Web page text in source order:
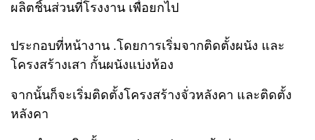
ผลิตชิ้นส่วนที่โรงงาน เพื่อยกไป
ประกอบที่หน้างาน .โดยการเริ่มจากติดตั้งผนัง และ
โครงสร้างเสา กั้นผนังแบ่งห้อง
จากนั้นก็จะเริ่มติดตั้งโครงสร้างจั่วหลังคา และติดตั้ง
หลังคา